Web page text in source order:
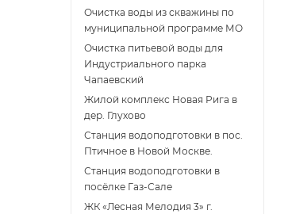
Очистка воды из скважины по
муниципальной программе МО
Очистка питьевой воды для
Индустриального парка
Чапаевский
Жилой комплекс Новая Рига в
дер. Глухово
Станция водоподготовки в пос.
Птичное в Новой Москве.
Станция водоподготовки в
поcёлке Газ-Сале
ЖК «Лесная Мелодия 3» г.